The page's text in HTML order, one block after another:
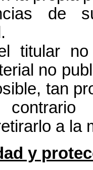
de
titular
no
tan
a la
y